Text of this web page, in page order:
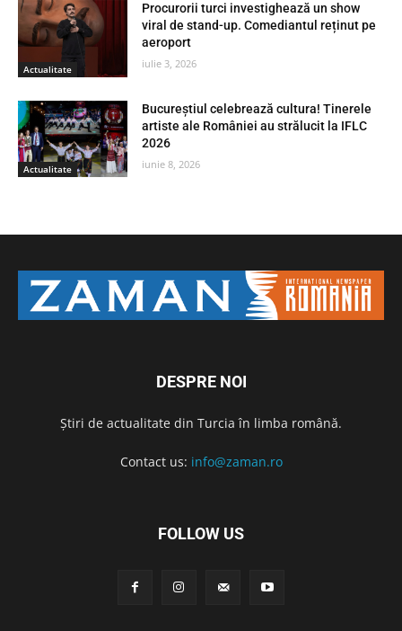
Actualitate
Procurorii turci investighează un show
viral de stand-up. Comediantul reținut pe
aeroport
iulie 3, 2026
Actualitate
Bucureștiul celebrează cultura! Tinerele
artiste ale României au strălucit la IFLC
2026
iunie 8, 2026
DESPRE NOI
Știri de actualitate din Turcia în limba română.
Contact us: info@zaman.ro
FOLLOW US